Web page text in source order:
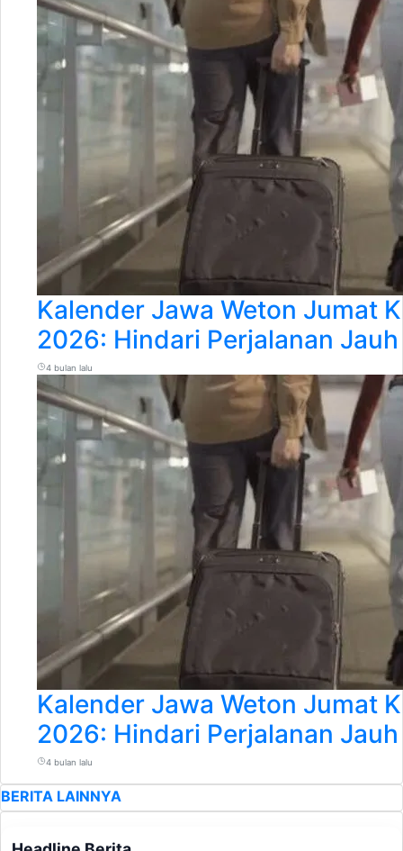
Kalender Jawa Weton Jumat
2026: Hindari Perjalanan Jauh
4 bulan lalu
Kalender Jawa Weton Jumat
2026: Hindari Perjalanan Jauh
4 bulan lalu
BERITA LAINNYA